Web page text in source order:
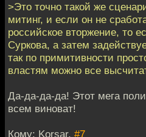
>Это точно такой же
митинг, и если он не
российское вторжение, то
Суркова, а затем
так по примитивности
властям можно все
Да-да-да-да! Этот мега
всем виноват!
Кому: Korsar, #7